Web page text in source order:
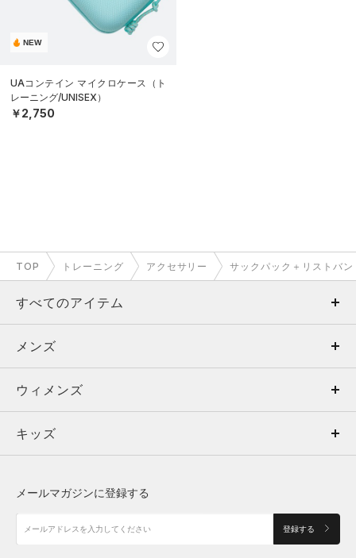
NEW
UAコンテイン マイクロケース（ト
レーニング/UNISEX）
￥2,750
TOP トレーニング アクセサリー サックパック＋リストバ
すべてのアイテム
メンズ
ウィメンズ
キッズ
アクセサリー
メンズ
トップス
ボトムス
アクセサリー
ウィメンズ
トップス
シューズ
キッズ
メールマガジンに登録する
登録する